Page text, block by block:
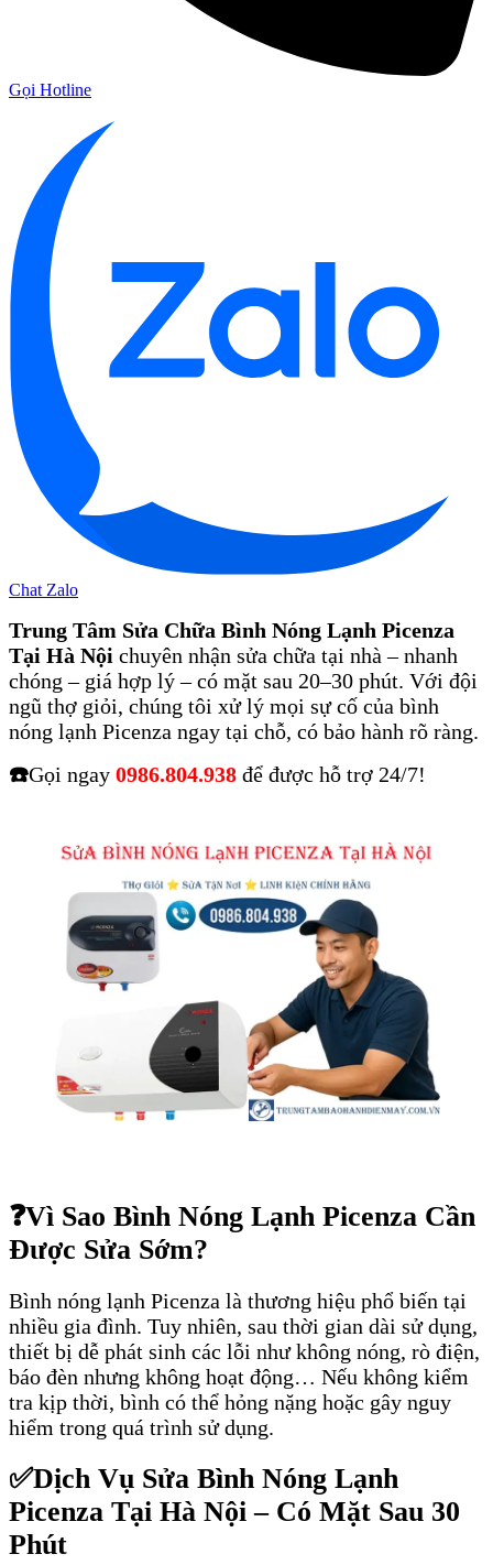
Gọi Hotline
Chat Zalo
Trung Tâm Sửa Chữa Bình Nóng Lạnh Picenza
Tại Hà Nội chuyên nhận sửa chữa tại nhà – nhanh
chóng – giá hợp lý – có mặt sau 20–30 phút. Với đội
ngũ thợ giỏi, chúng tôi xử lý mọi sự cố của bình
nóng lạnh Picenza ngay tại chỗ, có bảo hành rõ ràng.
☎️Gọi ngay 0986.804.938 để được hỗ trợ 24/7!
❓Vì Sao Bình Nóng Lạnh Picenza Cần
Được Sửa Sớm?
Bình nóng lạnh Picenza là thương hiệu phổ biến tại
nhiều gia đình. Tuy nhiên, sau thời gian dài sử dụng,
thiết bị dễ phát sinh các lỗi như không nóng, rò điện,
báo đèn nhưng không hoạt động… Nếu không kiểm
tra kịp thời, bình có thể hỏng nặng hoặc gây nguy
hiểm trong quá trình sử dụng.
✅Dịch Vụ Sửa Bình Nóng Lạnh
Picenza Tại Hà Nội – Có Mặt Sau 30
Phút